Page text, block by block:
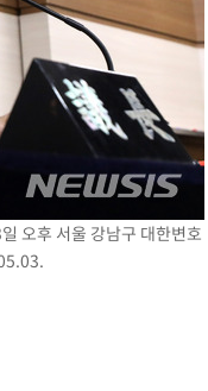
오후 서울 강남구 대한변호